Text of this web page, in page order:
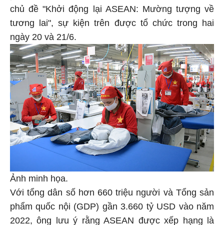
chủ đề "Khởi động lại ASEAN: Mường tượng về
tương lai", sự kiện trên được tổ chức trong hai
ngày 20 và 21/6.
Ảnh minh họa.
Với tổng dân số hơn 660 triệu người và Tổng sản
phẩm quốc nội (GDP) gần 3.660 tỷ USD vào năm
2022, ông lưu ý rằng ASEAN được xếp hạng là